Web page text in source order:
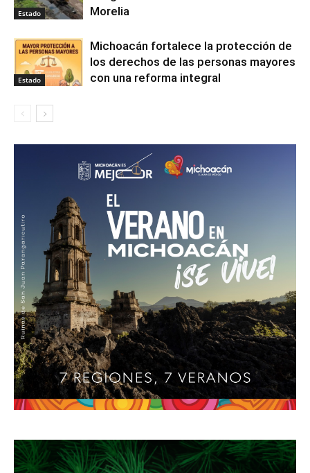
Estado
Morelia
Estado
Michoacán fortalece la protección de
los derechos de las personas mayores
con una reforma integral